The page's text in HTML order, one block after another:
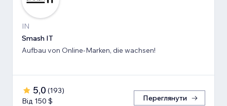
IN
Smash IT
Aufbau von Online-Marken, die wachsen!
5,0 (193)
Від 150 $
Переглянути